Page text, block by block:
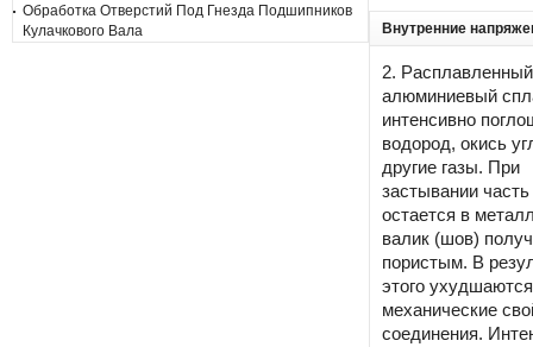
Обработка Отверстий Под Гнезда Подшипников
Кулачкового Вала
Внутренние
2. Расплавленный
алюминиевый
интенсивно
водород, окись
другие газы. При
застывании часть
остается в
валик (шов)
пористым. В
этого ухудшаются
механические
соединения.